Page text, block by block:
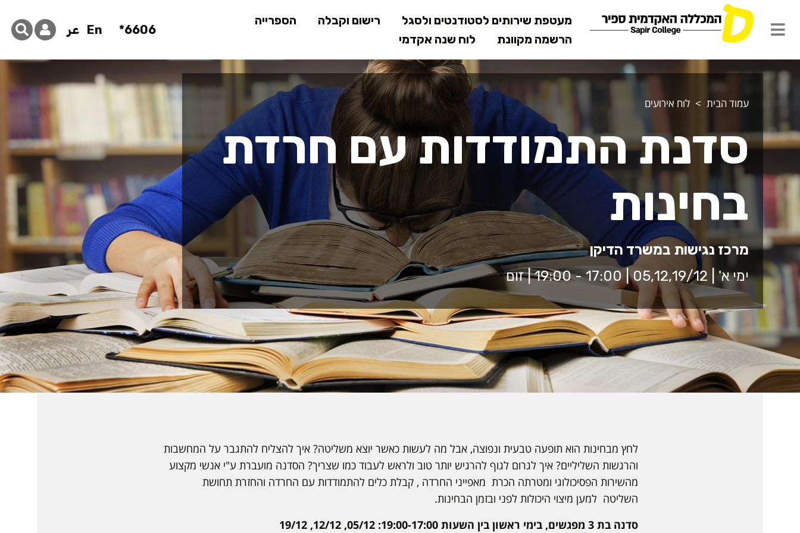
לתוכן
המרכזי
מעטפת שירותים לסטודנטים ולסגל רישום וקבלה
הספרייה
הרשמה מקוונת
לוח שנה אקדמי
6606*
En عر
עמוד הבית לוח אירועים
סדנת התמודדות עם חרדת
בחינות
מרכז נגישות במשרד הדיקן
ימי א' | 05,12,19/12 | 17:00 - 19:00 | זום
לחץ מבחינות הוא תופעה טבעית ונפוצה, אבל מה לעשות כאשר יוצא משליטה? איך להצליח להתגבר על המחשבות
והרגשות השליליים? איך לגרום לגוף להרגיש יותר טוב ולראש לעבוד כמו שצריך? הסדנה מועברת ע"י אנשי מקצוע
מהשירות הפסיכולוגי ומטרתה הכרת מאפייני החרדה , קבלת כלים להתמודדות עם החרדה והחזרת תחושת
השליטה למען מיצוי היכולות לפני ובזמן הבחינות.
סדנה בת 3 מפגשים, בימי ראשון בין השעות 19:00-17:00: 05/12, 12/12, 19/12